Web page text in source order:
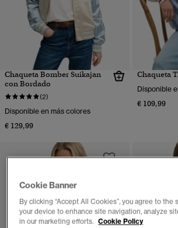
Chaqueta Bomber Suikajan
con Bordado
(2)
Disponible en más colores
€ 129,99
Chaqueta
Disponible
€ 109,99
Cookie Banner
By clicking “Accept All Cookies”, you agree to the
your device to enhance site navigation, analyze
in our marketing efforts. Cookie Policy